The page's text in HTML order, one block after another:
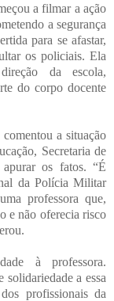
a filmar a ação
a segurança
para se afastar,
os policiais. Ela
da escola,
do corpo docente
a situação
Secretaria de
os fatos. “É
da Polícia Militar
professora que,
e não oferecia risco
à professora.
solidariedade a essa
profissionais da